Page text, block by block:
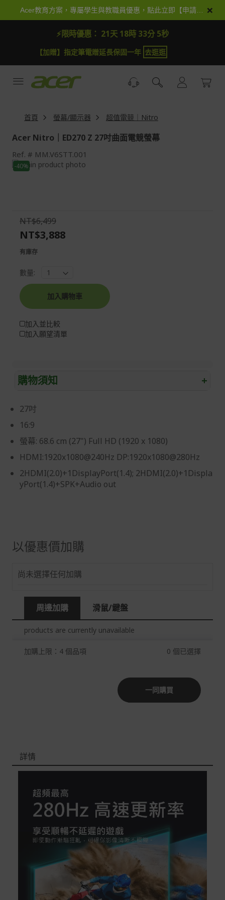
×
⚡限時優惠： 21天 18時 33分 4秒
【加贈】指定筆電贈延長保固一年 去逛逛
首頁 螢幕/顯示器 超值電競｜Nitro
Acer Nitro｜ED270 Z 27吋曲面電競螢幕
Ref. MM.V6STT.001
Skip
to
images
gallery
-40%
Skip
the
images
購物須知 +
退/換貨須知
本網站消費者享有商品到貨七天鑑賞期之權益(鑑賞期並非
試用期)。
到貨七天內消費者有權申請退貨或換貨；超過七天以上(含
假日)，恕無法辦理。
退回之商品必須是全新狀態且完整包裝(含商品、附件、包
裝、紙箱及所有附隨文件或資料)。
者保護法第十九條第二項規定，一經拆封後恕不接受退換
如有相關退換貨服務需求，您可以透過專線或服務信箱聯
配送服務
本站商品除有特別標示收取運費之商品，其餘全館皆可免
運宅配到府。
Acer旗下品牌商品除可宅配配送全台各地外，部分商品可
以選擇配送至全台各地服務中心。
非Acer旗下品牌商品依配合廠商規範，可能會有無法配送
可在出貨後的兩個工作天內送達。
預購商品依商品頁面上的出貨時間安排，且有可能因實際
保固與售後服務
Acer旗下品牌商品保固期限與說明請參考此連結：http
s://www.acer.com/tw-zh/support/warranty/product-wa
rranties
非Acer旗下品牌商品保固依各商品和之廠商有所不同，詳
情請參考商品說明。
如有相關保固問題以及售後服務問題，您可以透過專線或
服務信箱聯繫客服。
27吋
16:9
螢幕: 68.6 cm (27") Full HD (1920 x 1080)
HDMI:1920x1080@240Hz DP:1920x1080@280Hz
2HDMI(2.0)+1DisplayPort(1.4); 2HDMI(2.0)+1Displa
yPort(1.4)+SPK+Audio out
NT$6,499
NT$3,888
有庫存
數量:
加入購物車
加入並比較
加入願望清單
以優惠價加購
尚未選擇任何加購
周邊加購 滑鼠/鍵盤
products are currently unavailable
加購上限：4 個品項 0 個已選擇
一同購買
詳情